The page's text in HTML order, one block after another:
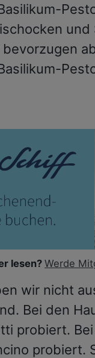
lesen? Werde
wir nicht
Bei den
probiert.
probiert.